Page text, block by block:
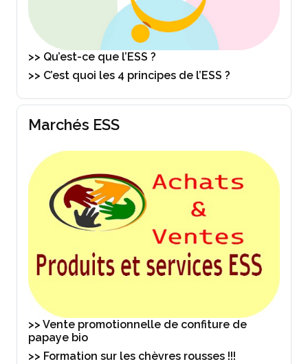
>> Qu’est-ce que l’ESS ?
>> C’est quoi les 4 principes de l’ESS ?
Marchés ESS
>> Vente promotionnelle de confiture de
papaye bio
>> Formation sur les chèvres rousses !!!